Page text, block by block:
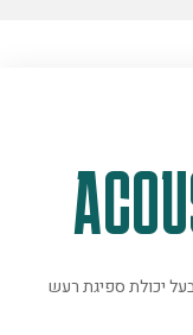
יכולת ספיגת רעש